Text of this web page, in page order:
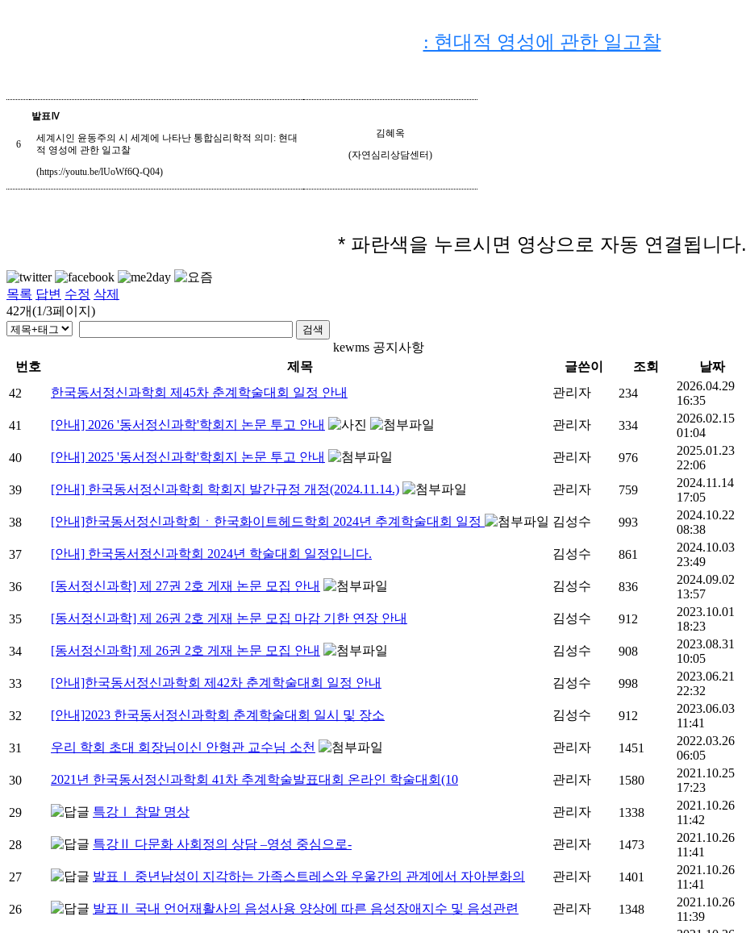
: 현대적 영성에 관한 일고찰
6
발표Ⅳ
세계시인 윤동주의 시 세계에 나타난 통합심리학적 의미: 현대
적 영성에 관한 일고찰
(https://youtu.be/lUoWf6Q-Q04)
김혜옥
(자연심리상담센터)
* 파란색을 누르시면 영상으로 자동 연결됩니다.
목록 답변 수정 삭제
42개(1/3페이지)
kewms 공지사항
번호
제목 글쓴이 조회
날짜
42
한국동서정신과학회 제45차 춘계학술대회 일정 안내 관리자 234
2026.04.29
16:35
41
[안내] 2026 '동서정신과학'학회지 논문 투고 안내 관리자 334
2026.02.15
01:04
40
[안내] 2025 '동서정신과학'학회지 논문 투고 안내 관리자 976
2025.01.23
22:06
39
[안내] 한국동서정신과학회 학회지 발간규정 개정(2024.11.14.) 관리자 759
2024.11.14
17:05
38
[안내]한국동서정신과학회ㆍ한국화이트헤드학회 2024년 추계학술대회 일정 김성수 993
2024.10.22
08:38
37
[안내] 한국동서정신과학회 2024년 학술대회 일정입니다. 김성수 861
2024.10.03
23:49
36
[동서정신과학] 제 27권 2호 게재 논문 모집 안내 김성수 836
2024.09.02
13:57
35
[동서정신과학] 제 26권 2호 게재 논문 모집 마감 기한 연장 안내 김성수 912
2023.10.01
18:23
34
[동서정신과학] 제 26권 2호 게재 논문 모집 안내 김성수 908
2023.08.31
10:05
33
[안내]한국동서정신과학회 제42차 춘계학술대회 일정 안내 김성수 998
2023.06.21
22:32
32
[안내]2023 한국동서정신과학회 춘계학술대회 일시 및 장소 김성수 912
2023.06.03
11:41
31
우리 학회 초대 회장님이신 안형관 교수님 소천 관리자 1451
2022.03.26
06:05
30
2021년 한국동서정신과학회 41차 추계학술발표대회 온라인 학술대회(10 관리자 1580
2021.10.25
17:23
29
특강Ⅰ 참말 명상 관리자 1338
2021.10.26
11:42
28
특강Ⅱ 다문화 사회정의 상담 –영성 중심으로- 관리자 1473
2021.10.26
11:41
27
발표Ⅰ 중년남성이 지각하는 가족스트레스와 우울간의 관계에서 자아분화의 관리자 1401
2021.10.26
11:41
26
발표Ⅱ 국내 언어재활사의 음성사용 양상에 따른 음성장애지수 및 음성관련 관리자 1348
2021.10.26
11:39